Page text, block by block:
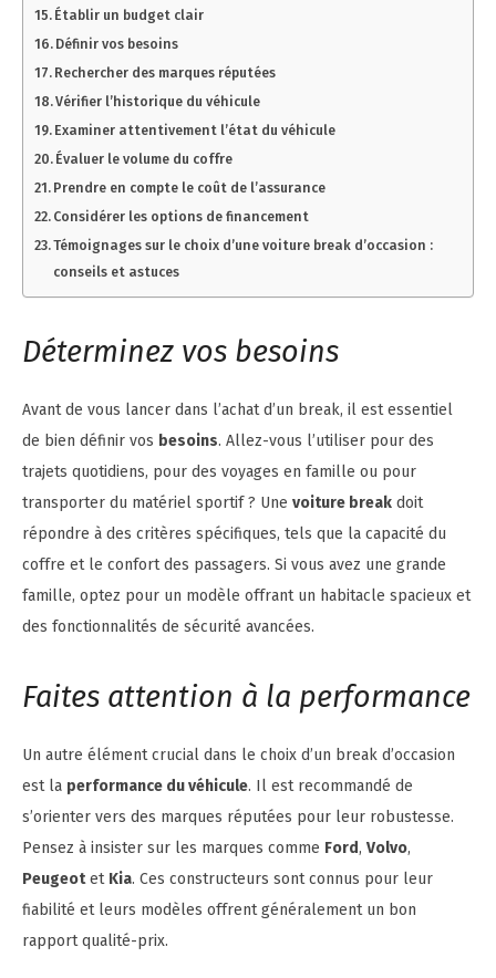
Établir un budget clair
Définir vos besoins
Rechercher des marques réputées
Vérifier l’historique du véhicule
Examiner attentivement l’état du véhicule
Évaluer le volume du coffre
Prendre en compte le coût de l’assurance
Considérer les options de financement
Témoignages sur le choix d’une voiture break d’occasion :
conseils et astuces
Déterminez vos besoins
Avant de vous lancer dans l’achat d’un break, il est essentiel
de bien définir vos besoins. Allez-vous l’utiliser pour des
trajets quotidiens, pour des voyages en famille ou pour
transporter du matériel sportif ? Une voiture break doit
répondre à des critères spécifiques, tels que la capacité du
coffre et le confort des passagers. Si vous avez une grande
famille, optez pour un modèle offrant un habitacle spacieux et
des fonctionnalités de sécurité avancées.
Faites attention à la performance
Un autre élément crucial dans le choix d’un break d’occasion
est la performance du véhicule. Il est recommandé de
s’orienter vers des marques réputées pour leur robustesse.
Pensez à insister sur les marques comme Ford, Volvo,
Peugeotet Kia. Ces constructeurs sont connus pour leur
fiabilité et leurs modèles offrent généralement un bon
rapport qualité-prix.